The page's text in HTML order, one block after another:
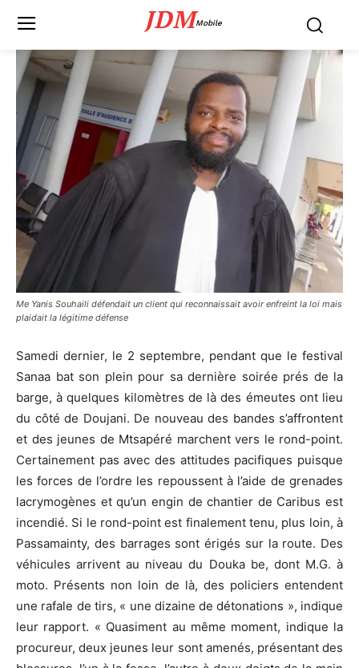
JDMMobile
Me Yanis Souhaili défendait un client qui reconnaissait avoir enfreint la loi mais
plaidait la légitime défense
Samedi dernier, le 2 septembre, pendant que le festival
Sanaa bat son plein pour sa dernière soirée prés de la
barge, à quelques kilomètres de là des émeutes ont lieu
du côté de Doujani. De nouveau des bandes s’affrontent
et des jeunes de Mtsapéré marchent vers le rond-point.
Certainement pas avec des attitudes pacifiques puisque
les forces de l’ordre les repoussent à l’aide de grenades
lacrymogènes et qu’un engin de chantier de Caribus est
incendié. Si le rond-point est finalement tenu, plus loin, à
Passamainty, des barrages sont érigés sur la route. Des
véhicules arrivent au niveau du Douka be, dont M.G. à
moto. Présents non loin de là, des policiers entendent
une rafale de tirs, « une dizaine de détonations », indique
leur rapport. « Quasiment au même moment, indique la
procureur, deux jeunes leur sont amenés, présentant des